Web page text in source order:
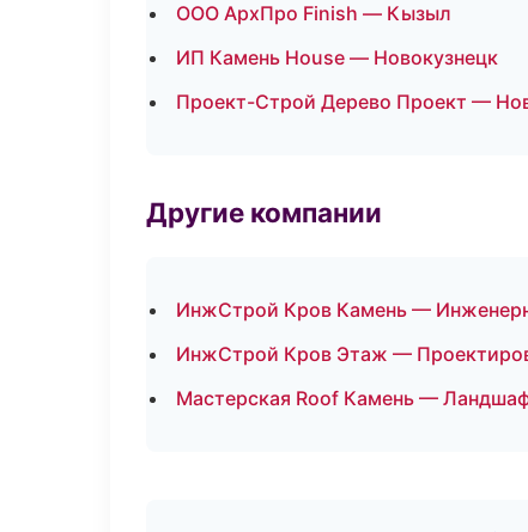
ООО АрхПро Finish — Кызыл
ИП Камень House — Новокузнецк
Проект-Строй Дерево Проект —
Другие компании
ИнжСтрой Кров Камень —
ИнжСтрой Кров Этаж —
Мастерская Roof Камень —